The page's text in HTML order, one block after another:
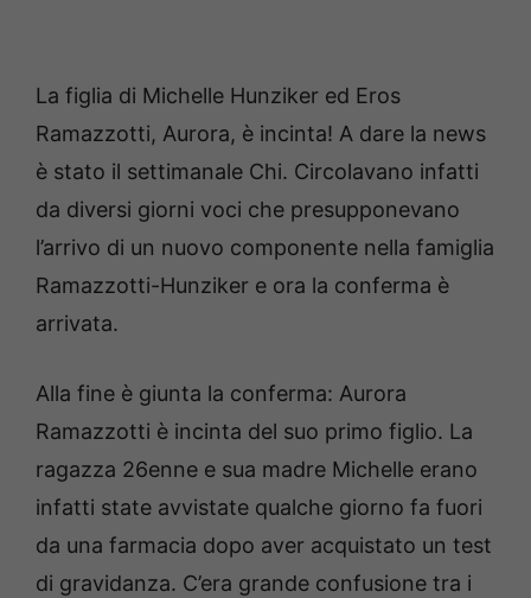
La figlia di Michelle Hunziker ed Eros
Ramazzotti, Aurora, è incinta! A dare la news
è stato il settimanale Chi. Circolavano infatti
da diversi giorni voci che presupponevano
l’arrivo di un nuovo componente nella famiglia
Ramazzotti-Hunziker e ora la conferma è
arrivata.
Alla fine è giunta la conferma: Aurora
Ramazzotti è incinta del suo primo figlio. La
ragazza 26enne e sua madre Michelle erano
infatti state avvistate qualche giorno fa fuori
da una farmacia dopo aver acquistato un test
di gravidanza. C’era grande confusione tra i